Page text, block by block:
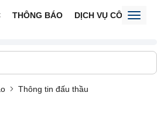
THÔNG BÁO DỊCH VỤ CÔNG
Thông tin đấu thầu